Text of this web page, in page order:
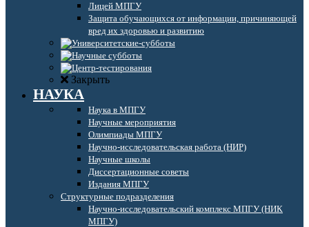
Лицей МПГУ
Защита обучающихся от информации, причиняющей
вред их здоровью и развитию
Закрыть
НАУКА
Наука в МПГУ
Научные мероприятия
Олимпиады МПГУ
Научно-исследовательская работа (НИР)
Научные школы
Диссертационные советы
Издания МПГУ
Структурные подразделения
Научно-исследовательский комплекс МПГУ (НИК
МПГУ)